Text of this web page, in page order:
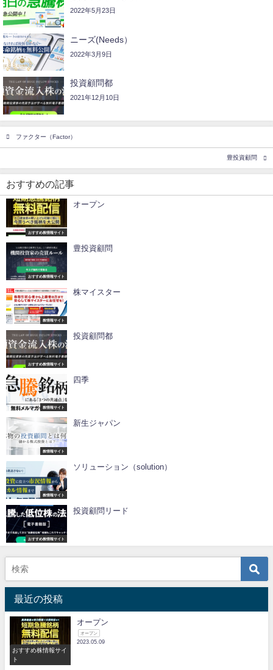
2022年5月23日
ニーズ(Needs）
2022年3月9日
投資顧問都
2021年12月10日
ファクター（Factor）
豊投資顧問
おすすめの記事
おすすめ株情報サイト
オープン
おすすめ株情報サイト
豊投資顧問
株情報サイト
株マイスター
おすすめ株情報サイト
投資顧問都
株情報サイト
四季
株情報サイト
新生ジャパン
株情報サイト
ソリューション（solution）
おすすめ株情報サイト
投資顧問リード
最近の投稿
おすすめ株情報サイ
ト
オープン
オープン
2023.05.09